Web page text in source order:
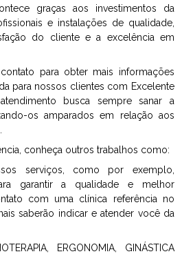
graças aos investimentos da
e instalações de qualidade,
do cliente e a excelência em
para obter mais informações
para nossos clientes com Excelente
busca sempre sanar a
os amparados em relação aos
conheça outros trabalhos como:
serviços, como por exemplo,
garantir a qualidade e melhor
com uma clínica referência no
saberão indicar e atender você da
ERGONOMIA, GINÁSTICA